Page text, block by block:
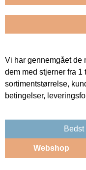
Vi har gennemgået
dem med stjerner fra 1
sortimentstørrelse,
betingelser,
Webshop